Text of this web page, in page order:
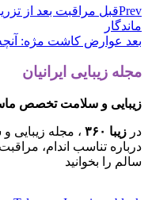
Prevقبل مراقبت بعد از
ماندگار
بعد عوارض کاشت مژه: آنچه
مجله زیبایی ایرانیان
زیبایی و سلامت تخصص
در زیبا ۳۶۰
، مجله زیبایی
درباره تناسب اندام،
سالم را بخوانید